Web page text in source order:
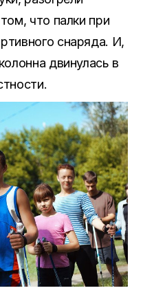
что палки при
снаряда. И,
двинулась в